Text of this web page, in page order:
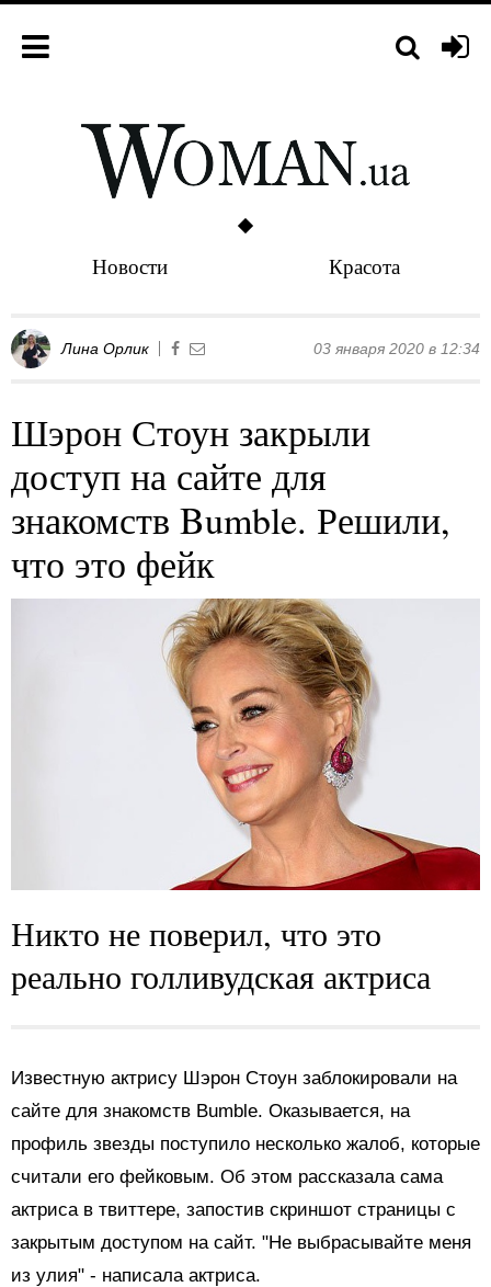
Новости Красота
Лина Орлик 03 января 2020 в 12:34
Шэрон Стоун закрыли
доступ на сайте для
знакомств Bumble. Решили,
что это фейк
Никто не поверил, что это
реально голливудская актриса
Известную актрису Шэрон Стоун заблокировали на
сайте для знакомств Bumble. Оказывается, на
профиль звезды поступило несколько жалоб, которые
считали его фейковым. Об этом рассказала сама
актриса в твиттере, запостив скриншот страницы с
закрытым доступом на сайт. "Не выбрасывайте меня
из улия" - написала актриса.